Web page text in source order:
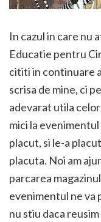
In cazul in care nu
Educatie pentru
cititi in continuare
scrisa de mine, ci
adevarat utila
mici la
placut, si le-a
placuta. Noi am
parcarea
evenimentul ne va
nu stiu daca